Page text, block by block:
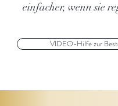
einfacher, wenn sie
VIDEO-Hilfe zur